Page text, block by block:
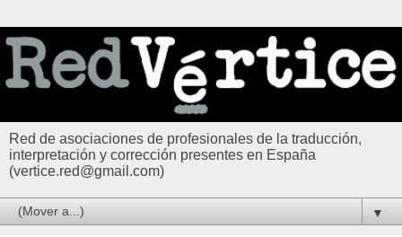
Red de asociaciones de profesionales de la traducción,
interpretación y corrección presentes en España
(vertice.red@gmail.com)
▼